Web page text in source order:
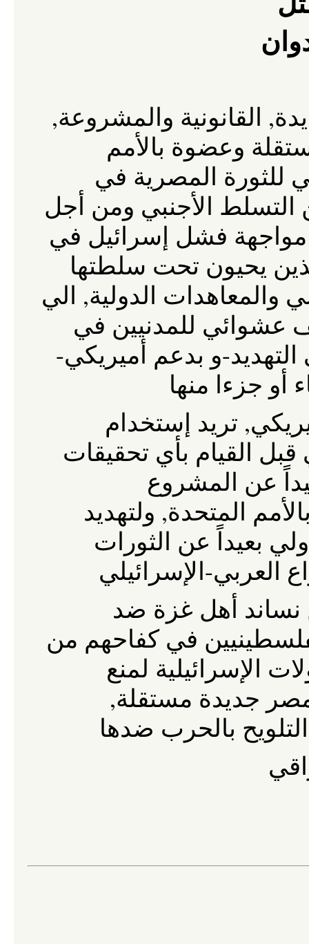
, القانونية والمشروعة,
وعضوة بالأمم
للثورة المصرية في
التسلط الأجنبي ومن أجل
مواجهة فشل إسرائيل في
يحيون تحت سلطتها
والمعاهدات الدولية, الي
عشوائي للمدنيين في
التهديد-و بدعم أميريكي-
أو جزءا منها
, تريد إستخدام
قبل القيام بأي تحقيقات
عن المشروع
المتحدة, ولتهديد
بعيداً عن الثورات
العربي- الإسرائيلي
نساند أهل غزة ضد
في كفاحهم من
الإسرائيلية لمنع
جديدة مستقلة,
التلويح بالحرب ضدها